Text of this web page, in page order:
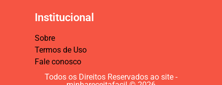
Institucional
Sobre
Termos de Uso
Fale conosco
Todos os Direitos Reservados ao site -